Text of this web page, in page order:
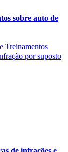
sobre auto de
Treinamentos
por suposto